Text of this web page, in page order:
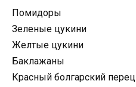
Помидоры
Зеленые цукини
Желтые цукини
Баклажаны
Красный болгарский перец